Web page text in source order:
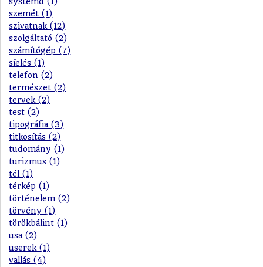
szemét (1)
szivatnak (12)
szolgáltató (2)
számítógép (7)
síelés (1)
telefon (2)
természet (2)
tervek (2)
test (2)
tipográfia (3)
titkosítás (2)
tudomány (1)
turizmus (1)
tél (1)
térkép (1)
történelem (2)
törvény (1)
törökbálint (1)
usa (2)
userek (1)
vallás (4)